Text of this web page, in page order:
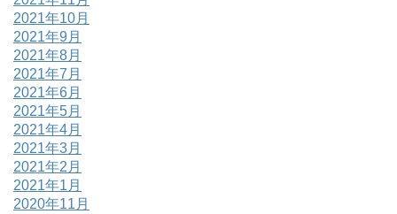
2021年10月
2021年9月
2021年8月
2021年7月
2021年6月
2021年5月
2021年4月
2021年3月
2021年2月
2021年1月
2020年11月